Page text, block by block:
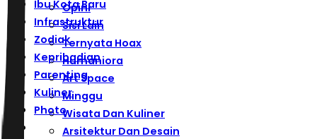
Ibu Kota Baru
Infrastruktur
Zodiak
Kepribadian
Parenting
Kuliner
Photo
Opini
Sisi Lain
Ternyata Hoax
Humaniora
Art Space
Minggu
Wisata Dan Kuliner
Arsitektur Dan Desain